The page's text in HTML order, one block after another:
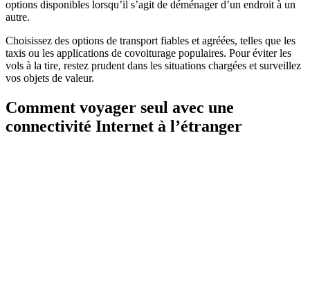
options disponibles lorsqu’il s’agit de déménager d’un endroit à un
autre.
Choisissez des options de transport fiables et agréées, telles que les
taxis ou les applications de covoiturage populaires. Pour éviter les
vols à la tire, restez prudent dans les situations chargées et surveillez
vos objets de valeur.
Comment voyager seul avec une
connectivité Internet à l’étranger